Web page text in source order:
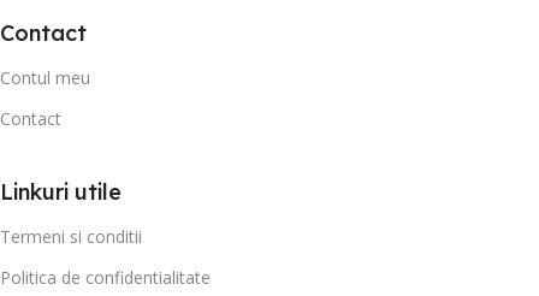
Contact
Contul meu
Contact
Linkuri utile
Termeni si conditii
Politica de confidentialitate